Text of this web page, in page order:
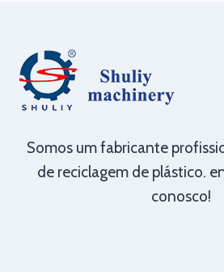
Somos um fabricante
de reciclagem de plástico.
conosco!